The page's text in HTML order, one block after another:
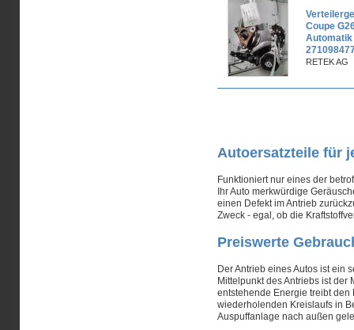
Coupe
Automatik
RETEK AG
Autoersatzteile für
Funktioniert nur eines der
Ihr Auto merkwürdige
einen Defekt im Antrieb
Zweck - egal, ob die
Preiswerte
Der Antrieb eines Autos ist ein
Mittelpunkt des Antriebs ist der
entstehende Energie treibt
wiederholenden Kreislaufs in
Auspuffanlage nach außen